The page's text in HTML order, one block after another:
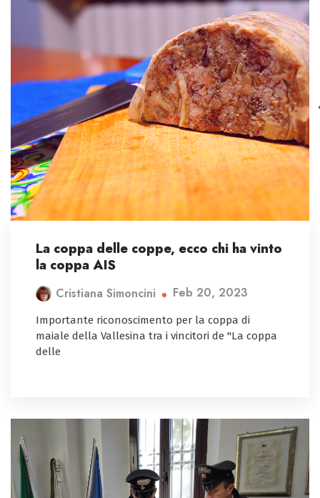
La coppa delle coppe, ecco chi ha vinto
la coppa AIS
Cristiana Simoncini Feb 20, 2023
Importante riconoscimento per la coppa di
maiale della Vallesina tra i vincitori de "La coppa
delle